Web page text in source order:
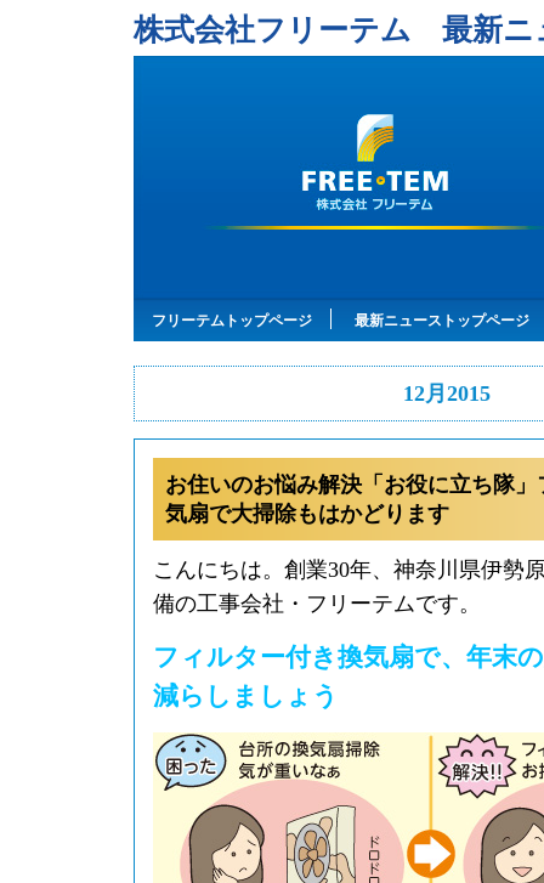
株式会社フリーテム 最新ニ
フリーテムトップページ 最新ニューストップページ
12月2015
お住いのお悩み解決「お役に立ち隊
気扇で大掃除もはかどります
こんにちは。創業30年、神奈川県伊勢
備の工事会社・フリーテムです。
フィルター付き換気扇で、年末
減らしましょう